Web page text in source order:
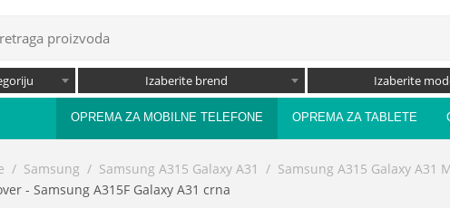
Izaberite brend Izaberite
OPREMA ZA MOBILNE TELEFONE OPREMA ZA TABLETE
/ Samsung / Samsung A315 Galaxy A31 / Samsung A315 Galaxy A31
- Samsung A315F Galaxy A31 crna